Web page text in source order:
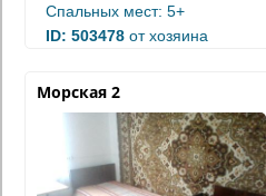
Спальных мест: 5+
ID: 503478 от хозяина
Морская 2